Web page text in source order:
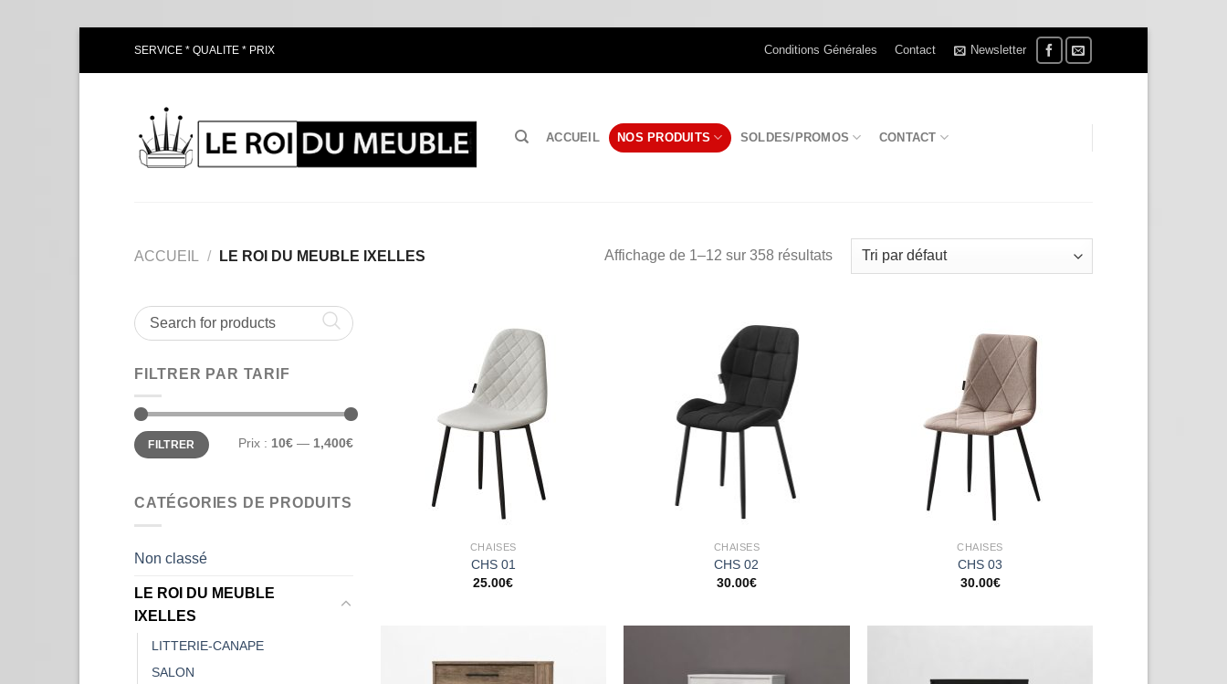
SERVICE * QUALITE * PRIX Conditions Générales Contact Newsletter
ACCUEIL NOS PRODUITS SOLDES/PROMOS CONTACT
ACCUEIL / LE ROI DU MEUBLE IXELLES Affichage de 1–12 sur 358 résultats
FILTRER PAR TARIF
Prix
min
Prix
maxFILTRER Prix : 10€ — 1,400€
CATÉGORIES DE PRODUITS
Non classé
LE ROI DU MEUBLE
IXELLES
LITTERIE-CANAPE
SALON
CHAISES
CHS 01
25.00€
CHAISES
CHS 02
30.00€
CHAISES
CHS 03
30.00€